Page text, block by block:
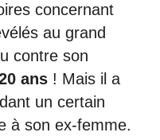
concernant
au grand
contre son
ans ! Mais il a
un certain
à son ex-femme.